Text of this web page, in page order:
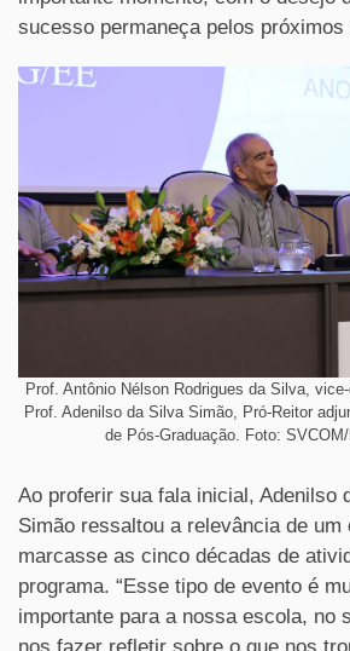
sucesso permaneça pelos próximos
Prof. Antônio Nélson Rodrigues da Silva,
Prof. Adenilso da Silva Simão, Pró-Reitor
de Pós-Graduação. Foto: SVCOM/
Ao proferir sua fala inicial, Adenilso
Simão ressaltou a relevância de um
marcasse as cinco décadas de
programa. “Esse tipo de evento é
importante para a nossa escola, no
nos fazer refletir sobre o que nos